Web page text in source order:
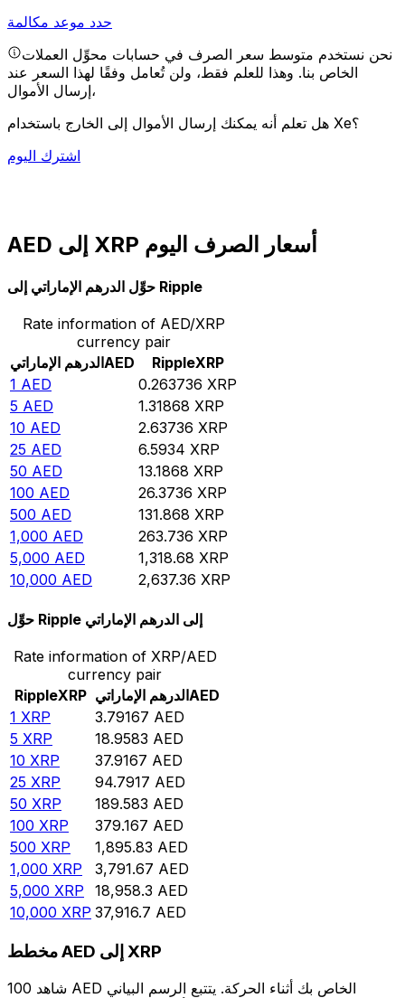
حدد موعد مكالمة
نحن نستخدم متوسط سعر الصرف في حسابات محوِّل العملات
الخاص بنا. وهذا للعلم فقط، ولن تُعامل وفقًا لهذا السعر عند
إرسال الأموال،
هل تعلم أنه يمكنك إرسال الأموال إلى الخارج باستخدام Xe؟
اشترك اليوم
AED إلى XRP أسعار الصرف اليوم
حوِّل الدرهم الإماراتي إلى Ripple
Rate information of AED/XRP
currency pair
الدرهم الإماراتيAED RippleXRP
1 AED 0.263736 XRP
5 AED 1.31868 XRP
10 AED 2.63736 XRP
25 AED 6.5934 XRP
50 AED 13.1868 XRP
100 AED 26.3736 XRP
500 AED 131.868 XRP
1,000 AED 263.736 XRP
5,000 AED 1,318.68 XRP
10,000 AED 2,637.36 XRP
حوِّل Ripple إلى الدرهم الإماراتي
Rate information of XRP/AED
currency pair
RippleXRP الدرهم الإماراتيAED
1 XRP 3.79167 AED
5 XRP 18.9583 AED
10 XRP 37.9167 AED
25 XRP 94.7917 AED
50 XRP 189.583 AED
100 XRP 379.167 AED
500 XRP 1,895.83 AED
1,000 XRP 3,791.67 AED
5,000 XRP 18,958.3 AED
10,000 XRP 37,916.7 AED
مخطط AED إلى XRP
شاهد 100 AED الخاص بك أثناء الحركة. يتتبع الرسم البياني